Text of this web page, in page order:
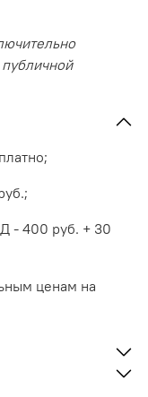
- 400 руб. + 30
ценам на